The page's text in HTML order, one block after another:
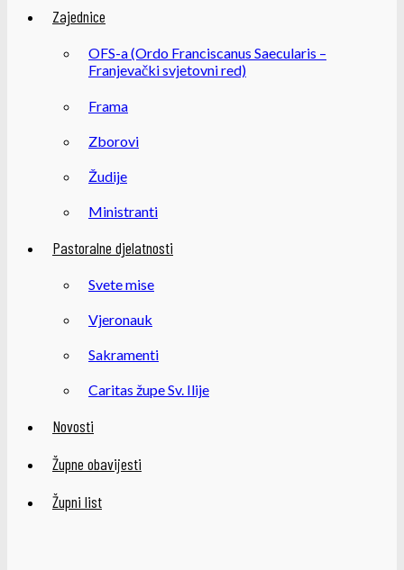
Zajednice
OFS-a (Ordo Franciscanus Saecularis –
Franjevački svjetovni red)
Frama
Zborovi
Žudije
Ministranti
Pastoralne djelatnosti
Svete mise
Vjeronauk
Sakramenti
Caritas župe Sv. Ilije
Novosti
Župne obavijesti
Župni list